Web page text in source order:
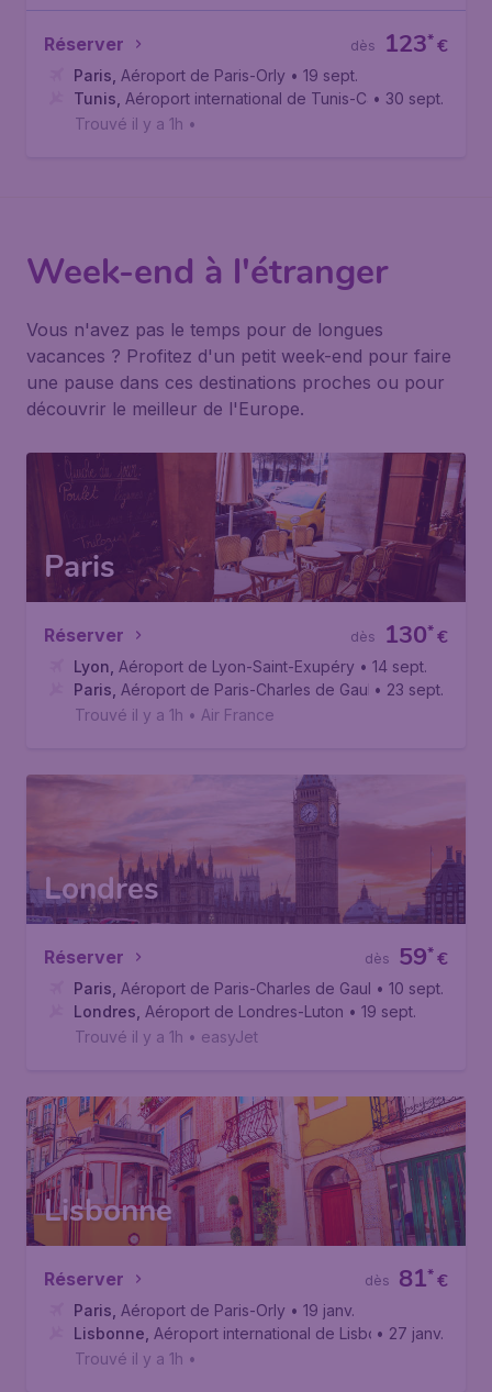
Réserver €
123*
dès
Paris Aéroport de Paris-Orly • 19 sept.
Tunis Aéroport international de Tunis-Carthage
• 30 sept.
Trouvé il y a 1h •
Week-end à l'étranger
Vous n'avez pas le temps pour de longues
vacances ? Profitez d'un petit week-end pour faire
une pause dans ces destinations proches ou pour
découvrir le meilleur de l'Europe.
Paris
Réserver €
130*
dès
Lyon Aéroport de Lyon-Saint-Exupéry • 14 sept.
Paris Aéroport de Paris-Charles de Gaulle• 23 sept.
Trouvé il y a 1h • Air France
Londres
Réserver €
59*
dès
Paris Aéroport de Paris-Charles de Gaulle• 10 sept.
Londres Aéroport de Londres-Luton • 19 sept.
Trouvé il y a 1h • easyJet
Lisbonne
Réserver €
81*
dès
Paris Aéroport de Paris-Orly • 19 janv.
Lisbonne Aéroport international de Lisbonne• 27 janv.
Trouvé il y a 1h •